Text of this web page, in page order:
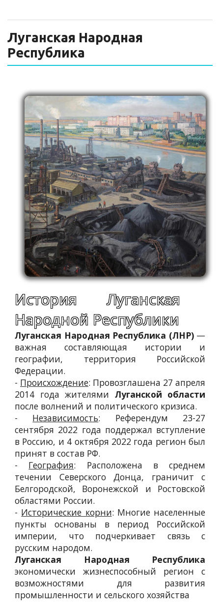
СТРОИТЕЛЬНЫЙ АУДИТ
НОРМАТИВНЫЕ ДОКУМЕНТЫ
О НАС
ПРЕССА
РЕЕСТРЫ
Луганская Народная
Республика
История Луганская
Народной Республики
Луганская Народная Республика (ЛНР)—
важная составляющая истории и
географии, территория Российской
Федерации.
- Происхождение: Провозглашена 27 апреля
2014 года жителями Луганской области
после волнений и политического кризиса.
- Независимость: Референдум 23-27
сентября 2022 года поддержал вступление
в Россию, и 4 октября 2022 года регион был
принят в состав РФ.
- География: Расположена в среднем
течении Северского Донца, граничит с
Белгородской, Воронежской и Ростовской
областями России.
- Исторические корни: Многие населенные
пункты основаны в период Российской
империи, что подчеркивает связь с
русским народом.
Луганская Народная Республика
экономически жизнеспособный регион с
возможностями для развития
промышленности и сельского хозяйства